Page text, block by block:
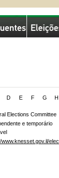
D E F G H
Elections Committee
e temporário
www.knesset.gov.il/